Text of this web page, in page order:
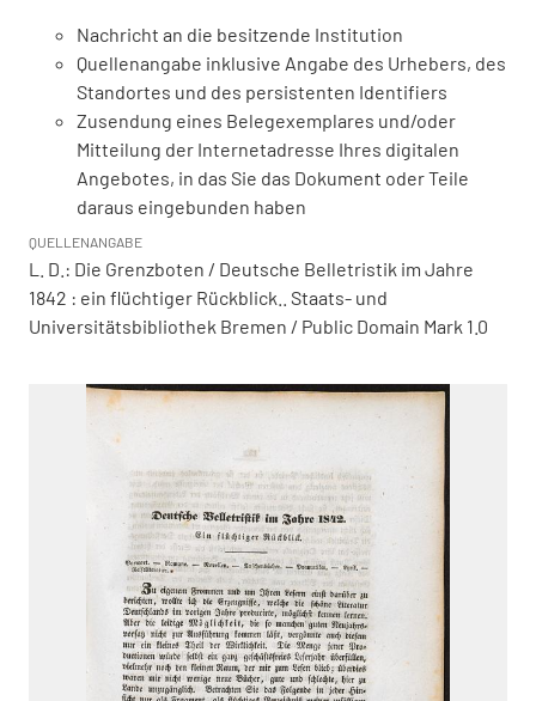
Nachricht an die besitzende Institution
Quellenangabe inklusive Angabe des Urhebers, des
Standortes und des persistenten Identifiers
Zusendung eines Belegexemplares und/oder
Mitteilung der Internetadresse Ihres digitalen
Angebotes, in das Sie das Dokument oder Teile
daraus eingebunden haben
QUELLENANGABE
L. D.: Die Grenzboten / Deutsche Belletristik im Jahre
1842 : ein flüchtiger Rückblick.. Staats- und
Universitätsbibliothek Bremen / Public Domain Mark 1.0